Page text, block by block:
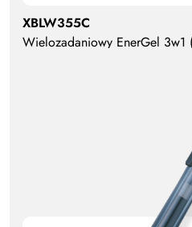
XBLW355C
Wielozadaniowy EnerGel 3w1